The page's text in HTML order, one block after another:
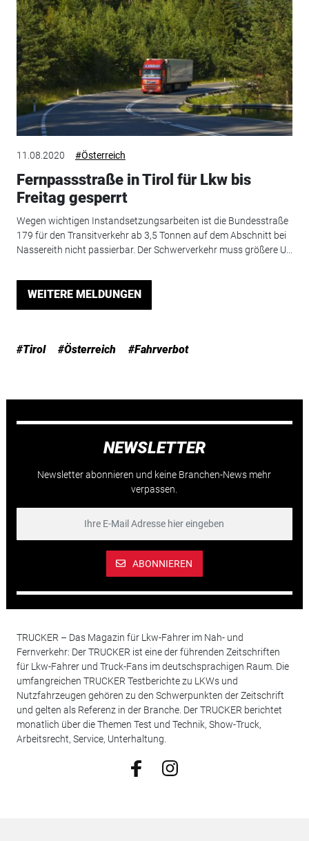
11.08.2020 #Österreich
Fernpassstraße in Tirol für Lkw bis
Freitag gesperrt
Wegen wichtigen Instandsetzungsarbeiten ist die Bundesstraße
179 für den Transitverkehr ab 3,5 Tonnen auf dem Abschnitt bei
Nassereith nicht passierbar. Der Schwerverkehr muss größere U...
WEITERE MELDUNGEN
#Tirol #Österreich #Fahrverbot
NEWSLETTER
Newsletter abonnieren und keine Branchen-News mehr
verpassen.
ABONNIEREN
TRUCKER – Das Magazin für Lkw-Fahrer im Nah- und
Fernverkehr: Der TRUCKER ist eine der führenden Zeitschriften
für Lkw-Fahrer und Truck-Fans im deutschsprachigen Raum. Die
umfangreichen TRUCKER Testberichte zu LKWs und
Nutzfahrzeugen gehören zu den Schwerpunkten der Zeitschrift
und gelten als Referenz in der Branche. Der TRUCKER berichtet
monatlich über die Themen Test und Technik, Show-Truck,
Arbeitsrecht, Service, Unterhaltung.